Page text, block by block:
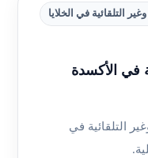
التلقائية في الخلايا
في الأكسدة
التلقائية في